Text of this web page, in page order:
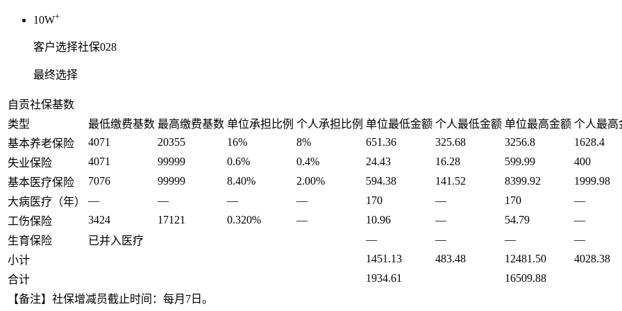
10W+
客户选择社保028
最终选择
自贡社保基数
类型
最低缴费基数 最高缴费基数 单位承担比例 个人承担比例 单位最低金额 个人最低金额 单位最高金额 个人最高
基本养老保险
4071 20355 16% 8% 651.36 325.68 3256.8
1628.4
失业保险
4071 99999 0.6% 0.4% 24.43 16.28 599.99
400
基本医疗保险
7076 99999 8.40% 2.00% 594.38 141.52 8399.92
1999.98
大病医疗（年）
— — — — 170 — 170
—
工伤保险
3424 17121 0.320% — 10.96 — 54.79
—
生育保险
已并入医疗 — — —
—
小计
1451.13 483.48 12481.50
4028.38
合计
1934.61
16509.88
【备注】社保增减员截止时间：每月7日。